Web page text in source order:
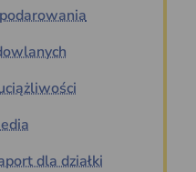
dla działki